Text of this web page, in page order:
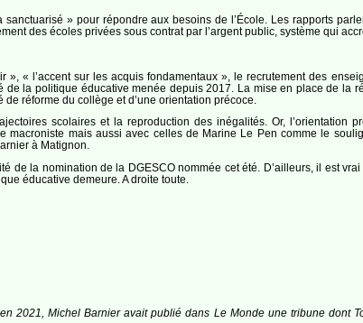
» pour répondre aux besoins de l’École. Les rapports
des écoles privées sous contrat par l’argent public, système qui
« l’accent sur les acquis fondamentaux », le recrutement des
la politique éducative menée depuis 2017. La mise en place de la
réforme du collège et d’une orientation précoce.
scolaires et la reproduction des inégalités. Or, l’orientation
mais aussi avec celles de Marine Le Pen comme le
à Matignon.
de la nomination de la DGESCO nommée cet été. D’ailleurs, il est
éducative demeure. A droite toute.
2021, Michel Barnier avait publié dans Le Monde une tribune dont